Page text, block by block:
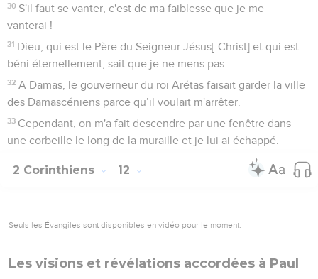
30 S'il faut se vanter, c'est de ma faiblesse que je me
vanterai !
31 Dieu, qui est le Père du Seigneur Jésus[-Christ] et qui est
béni éternellement, sait que je ne mens pas.
32 A Damas, le gouverneur du roi Arétas faisait garder la ville
des Damascéniens parce qu’il voulait m'arrêter.
33 Cependant, on m'a fait descendre par une fenêtre dans
une corbeille le long de la muraille et je lui ai échappé.
2 Corinthiens 12
Seuls les Évangiles sont disponibles en vidéo pour le moment.
Les visions et révélations accordées à Paul